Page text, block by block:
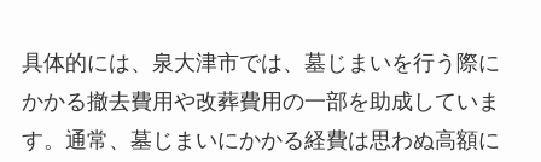
具体的には、泉大津市では、墓じまいを行う際に
かかる撤去費用や改葬費用の一部を助成していま
す。通常、墓じまいにかかる経費は思わぬ高額に